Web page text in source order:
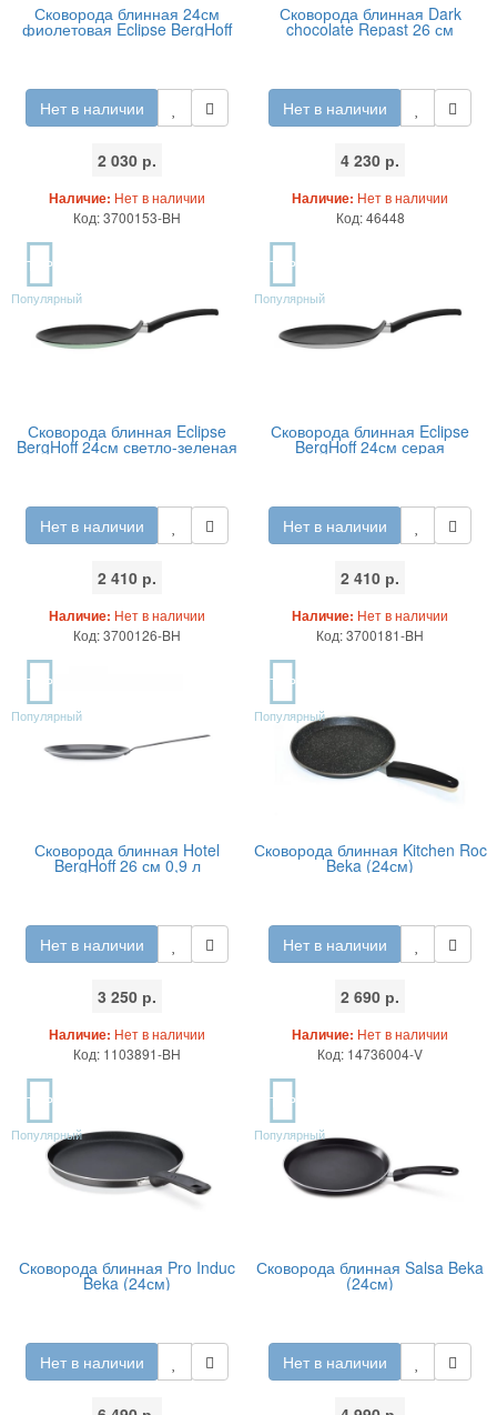
Сковорода блинная 24см
фиолетовая Eclipse BergHoff
Нет в наличии
2 030 р.
Наличие: Нет в наличии
Код: 3700153-BH
Сковорода блинная Dark
chocolate Repast 26 см
Нет в наличии
4 230 р.
Наличие: Нет в наличии
Код: 46448
TOP
Популярный
Сковорода блинная Eclipse
BergHoff 24см светло-зеленая
Нет в наличии
2 410 р.
Наличие: Нет в наличии
Код: 3700126-BH
TOP
Популярный
Сковорода блинная Eclipse
BergHoff 24см серая
Нет в наличии
2 410 р.
Наличие: Нет в наличии
Код: 3700181-BH
TOP
Популярный
Сковорода блинная Hotel
BergHoff 26 см 0,9 л
Нет в наличии
3 250 р.
Наличие: Нет в наличии
Код: 1103891-BH
TOP
Популярный
Сковорода блинная Kitchen Roc
Beka (24см)
Нет в наличии
2 690 р.
Наличие: Нет в наличии
Код: 14736004-V
TOP
Популярный
Сковорода блинная Pro Induc
Beka (24см)
Нет в наличии
TOP
Популярный
Сковорода блинная Salsa Beka
(24см)
Нет в наличии